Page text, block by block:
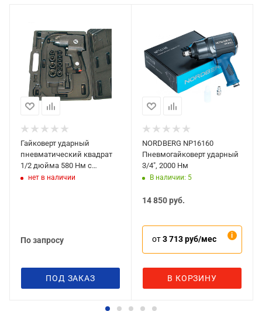
Гайковерт ударный
пневматический квадрат
1/2 дюйма 580 Нм с
набором ударных головок
нет в наличии
По запросу
ПОД ЗАКАЗ
NORDBERG NP16160
Пневмогайковерт ударный
3/4", 2000 Нм
В наличии: 5
14 850руб.
от3 713 руб/мес
В КОРЗИНУ